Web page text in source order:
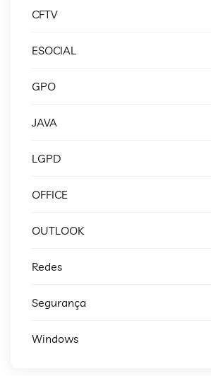
CFTV
ESOCIAL
GPO
JAVA
LGPD
OFFICE
OUTLOOK
Redes
Segurança
Windows